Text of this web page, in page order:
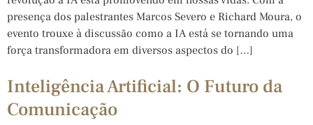
presença dos palestrantes Marcos Severo e Richard Moura, o
evento trouxe à discussão como a IA está se tornando uma
força transformadora em diversos aspectos do […]
Inteligência Artificial: O Futuro da
Comunicação